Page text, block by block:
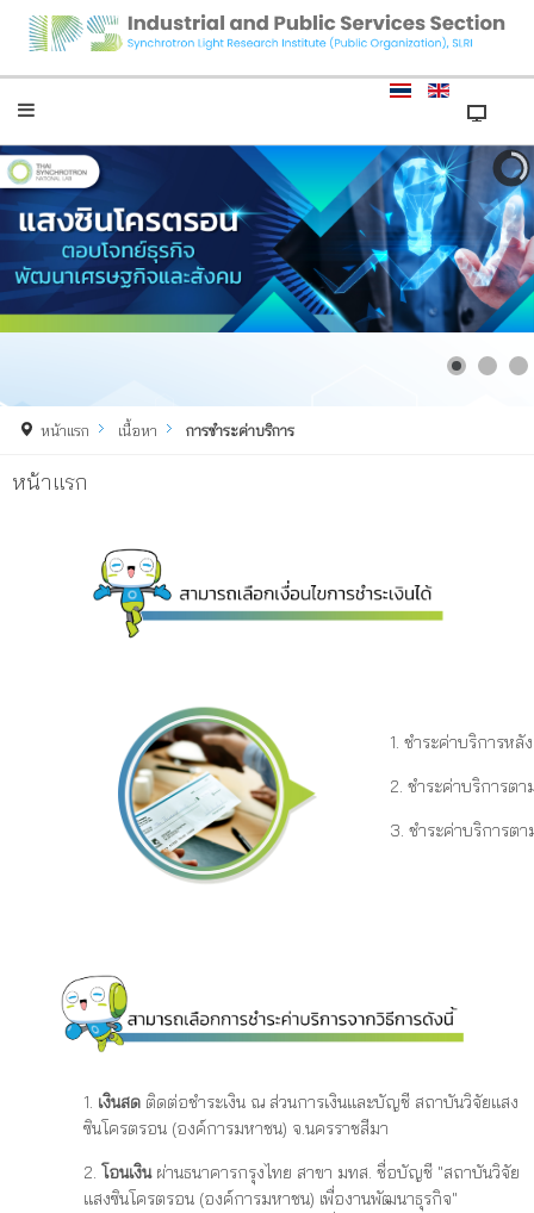
หน้าแรก เนื้อหา การชำระค่าบริการ
หน้าแรก
1. ชำระค่าบริการหลั
2. ชำระค่าบริการต
3. ชำระค่าบริการตา
1. เงินสด ติดต่อชำระเงิน ณ ส่วนการเงินและบัญชี สถาบันวิจัยแสง
ซินโครตรอน (องค์การมหาชน) จ.นครราชสีมา
2. โอนเงินผ่านธนาคารกรุงไทย สาขา มทส. ชื่อบัญชี "สถาบันวิจัย
แสงซินโครตรอน (องค์การมหาชน) เพื่องานพัฒนาธุรกิจ"